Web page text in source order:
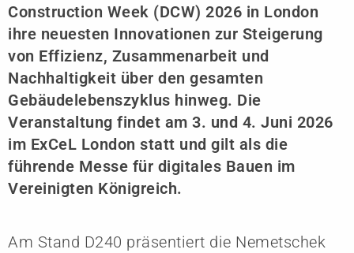
Construction Week (DCW) 2026 in London
ihre neuesten Innovationen zur Steigerung
von Effizienz, Zusammenarbeit und
Nachhaltigkeit über den gesamten
Gebäudelebenszyklus hinweg. Die
Veranstaltung findet am 3. und 4. Juni 2026
im ExCeL London statt und gilt als die
führende Messe für digitales Bauen im
Vereinigten Königreich.
Am Stand D240 präsentiert die Nemetschek